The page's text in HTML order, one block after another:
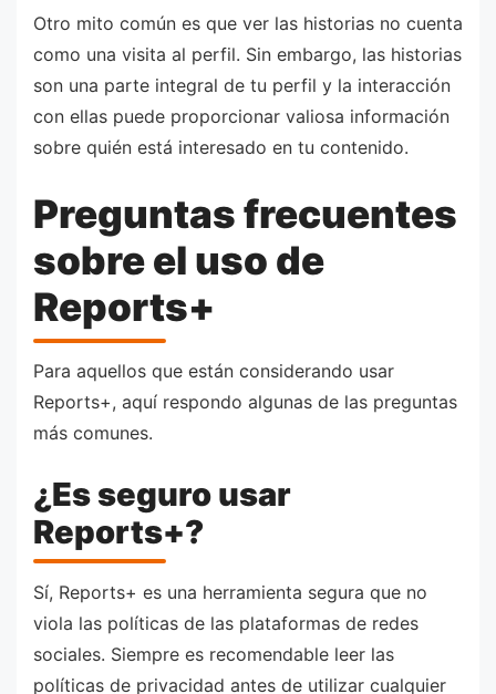
Otro mito común es que ver las historias no cuenta
como una visita al perfil. Sin embargo, las historias
son una parte integral de tu perfil y la interacción
con ellas puede proporcionar valiosa información
sobre quién está interesado en tu contenido.
Preguntas frecuentes
sobre el uso de
Reports+
Para aquellos que están considerando usar
Reports+, aquí respondo algunas de las preguntas
más comunes.
¿Es seguro usar
Reports+?
Sí, Reports+ es una herramienta segura que no
viola las políticas de las plataformas de redes
sociales. Siempre es recomendable leer las
políticas de privacidad antes de utilizar cualquier